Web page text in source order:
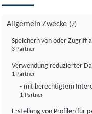
Allgemein Zwecke (7)
Speichern von oder Zugriff
3 Partner
Verwendung reduzierter
1 Partner
- mit berechtigtem
1 Partner
Erstellung von Profilen für